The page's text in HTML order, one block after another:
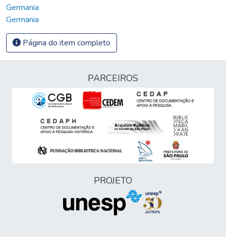
Germania
Germania
Página do item completo
PARCEIROS
PROJETO